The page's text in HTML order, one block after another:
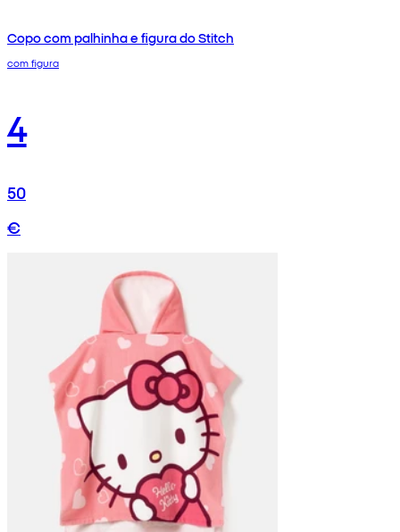
Copo com palhinha e figura do Stitch
com figura
4
50
€